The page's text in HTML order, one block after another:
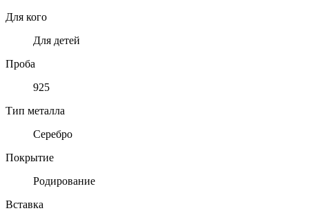
Для кого
Для детей
Проба
925
Тип металла
Серебро
Покрытие
Родирование
Вставка